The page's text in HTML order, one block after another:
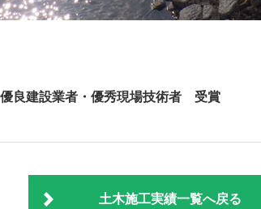
良建設業者・優秀現場技術者 受賞
土木施工実績一覧へ戻る